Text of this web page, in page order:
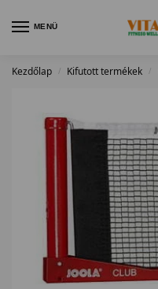
MENÜ
Kezdőlap / Kifutott termékek /